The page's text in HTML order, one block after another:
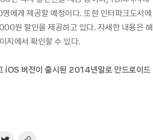
에게 제공할 예정이다. 또한 인터파크도서에
원 할인을 제공하고 있다. 자세한 내용은 해
지에서 확인할 수 있다.
iOS 버전이 출시된 2014년말로 안드로이드